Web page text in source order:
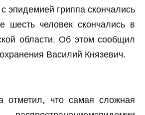
эпидемией гриппа скончались
шесть человек скончались в
области. Об этом сообщил
Василий Князевич.
отметил, что самая сложная